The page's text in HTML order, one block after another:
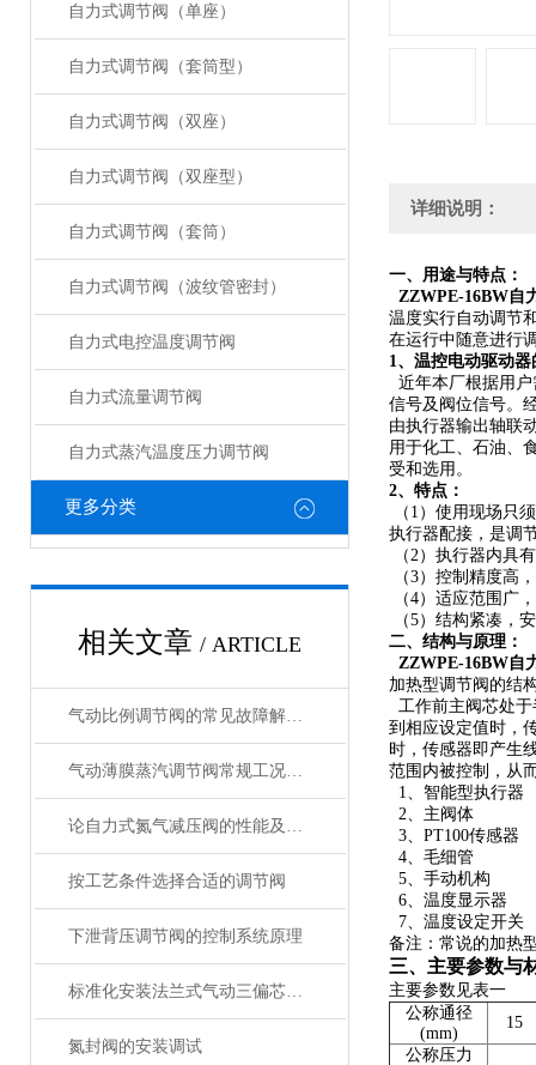
自力式调节阀（单座）
自力式调节阀（套筒型）
自力式调节阀（双座）
自力式调节阀（双座型）
自力式调节阀（套筒）
自力式调节阀（波纹管密封）
自力式电控温度调节阀
自力式流量调节阀
自力式蒸汽温度压力调节阀
更多分类
相关文章 / ARTICLE
气动比例调节阀的常见故障解决方法介绍
气动薄膜蒸汽调节阀常规工况的解决方案
论自力式氮气减压阀的性能及正确安装方式
按工艺条件选择合适的调节阀
下泄背压调节阀的控制系统原理
标准化安装法兰式气动三偏芯蝶阀是保障管路系统安全稳定运行的关键
氮封阀的安装调试
详细说明：
一、用途与特点：
ZZWPE-16BW自
温度实行自动调节
在运行中随意进行
1、温控电动驱动器
近年本厂根据用
信号及阀位信号。
由执行器输出轴联
用于化工、石油、
受和选用。
2、特点：
（1）使用现场只
执行器配接，是调
（2）执行器内具
（3）控制精度高
（4）适应范围广
（5）结构紧凑，
二、结构与原理：
ZZWPE-16BW自
加热型调节阀的结
工作前主阀芯处
到相应设定值时，
时，传感器即产生
范围内被控制，从
1、智能型执行器
2、主阀体
3、PT100传感器
4、毛细管
5、手动机构
6、温度显示器
7、温度设定开关
备注：常说的加热
三、主要参数与
主要参数见表一
公称通径
(mm)
15
公称压力